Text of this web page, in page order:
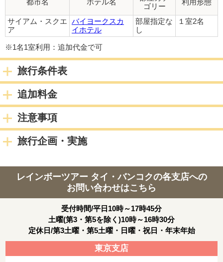
※1名様あたりスーツケース1つまでとなりますので、ゴルフバ
ッグや追加のお荷物がある場合は必ず事前にお知らせくださ
い。追加代金が発生する場合がございます。
宿泊都市
サイアム・スクエア
朝：ホテルにて朝食
≪終日自由行動≫
宿泊都市 サイアム・スクエア
終日：出発まで自由行動
※ホテルチェックアウト時間は別記参照
夜 : お客様ご自身にて空港へ
※フライトの2時間前には空港へ到着するよう、余裕をもって移
動をお願いいたします。
都市名 ホテル名
ゴリー
利用形態
サイアム・スクエ
ア
バイヨークスカ
イホテル
部屋指定な
し
１室2名
※1名1室利用：追加代金で可
旅行条件表
追加料金
注意事項
旅行企画・実施
レインボーツアー タイ・バンコクの各支店への
お問い合わせはこちら
受付時間/平日10時～17時45分
土曜(第3・第5を除く)10時～16時30分
定休日/第3土曜・第5土曜・日曜・祝日・年末年始
東京支店